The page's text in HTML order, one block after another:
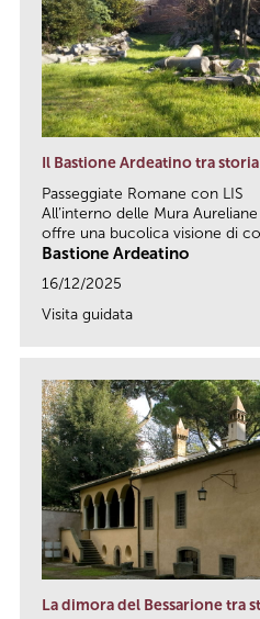
Il Bastione Ardeatino tra
Passeggiate Romane con LIS
All’interno delle Mura
offre una bucolica visione di
Bastione Ardeatino
16/12/2025
Visita guidata
La dimora del Bessarione tra